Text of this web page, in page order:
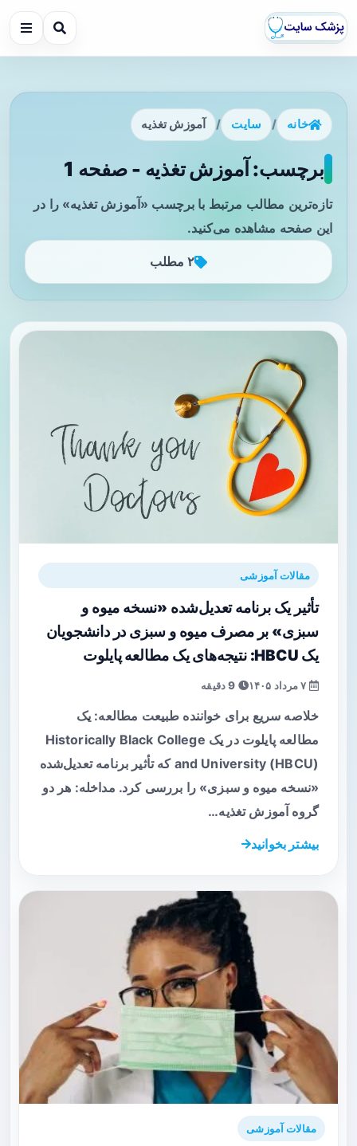
خانه / سایت / آموزش تغذیه
برچسب: آموزش تغذیه - صفحه 1
تازه‌ترین مطالب مرتبط با برچسب «آموزش تغذیه» را در
این صفحه مشاهده می‌کنید.
۲ مطلب
مقالات آموزشی
تأثیر یک برنامه تعدیل‌شده «نسخه میوه و
سبزی» بر مصرف میوه و سبزی در دانشجویان
یک HBCU: نتیجه‌های یک مطالعه پایلوت
خلاصه سریع برای خواننده طبیعت مطالعه: یک
مطالعه پایلوت در یک Historically Black College
and University (HBCU) که تأثیر برنامه تعدیل‌شده
«نسخه میوه و سبزی» را بررسی کرد. مداخله: هر دو
گروه آموزش تغذیه…
بیشتر بخوانید
مقالات آموزشی